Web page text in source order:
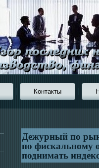
Контакты
Дежурный по
по фискальному
поднимать